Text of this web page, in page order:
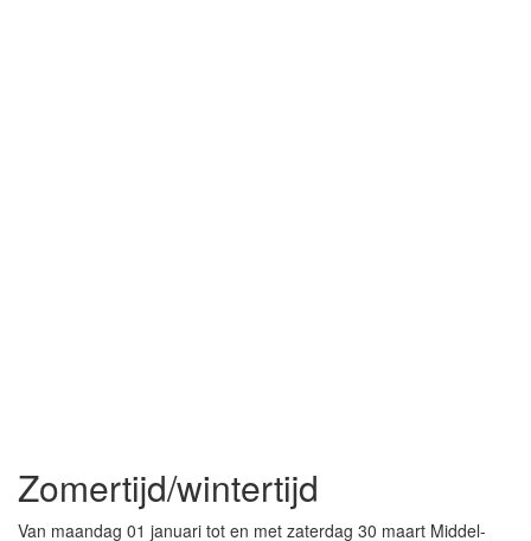
Zomertijd/wintertijd
Van maandag 01 januari tot en met zaterdag 30 maart Middel-